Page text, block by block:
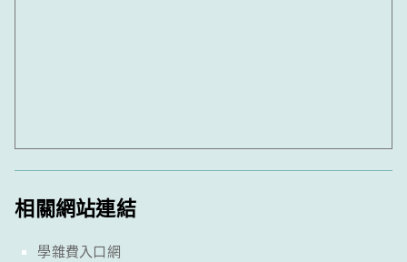
相關網站連結
學雜費入口網